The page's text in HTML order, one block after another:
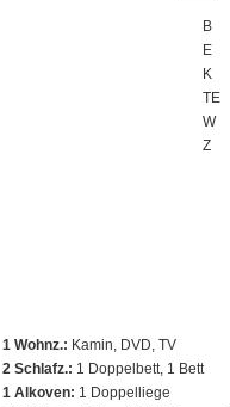
B
E
K
TE
W
Z
1 Wohnz.: Kamin, DVD, TV
2 Schlafz.: 1 Doppelbett, 1 Bett
1 Alkoven: 1 Doppelliege